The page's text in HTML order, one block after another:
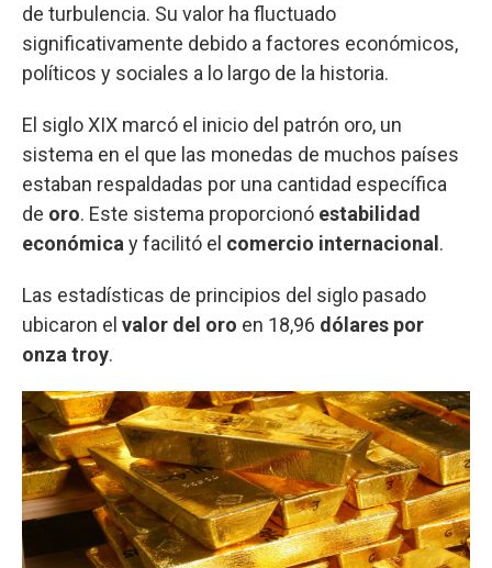
de turbulencia. Su valor ha fluctuado
significativamente debido a factores económicos,
políticos y sociales a lo largo de la historia.
El siglo XIX marcó el inicio del patrón oro, un
sistema en el que las monedas de muchos países
estaban respaldadas por una cantidad específica
de oro. Este sistema proporcionó estabilidad
económica y facilitó el comercio internacional .
Las estadísticas de principios del siglo pasado
ubicaron el valor del oro en 18,96 dólares por
onza troy.